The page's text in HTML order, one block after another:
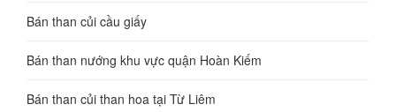
Bán than củi cầu giấy
Bán than nướng khu vực quận Hoàn Kiếm
Bán than củi than hoa tại Từ Liêm